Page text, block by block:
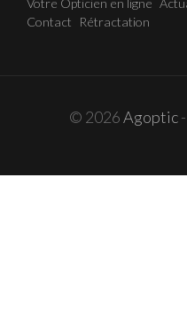
Votre Opticien en ligne
Contact
Rétractation
© 2026Agoptic-